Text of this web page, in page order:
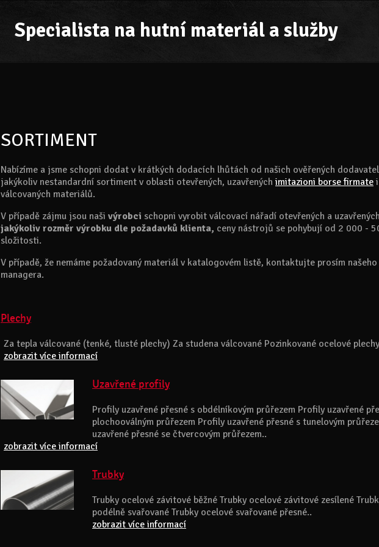
Specialista na hutní materiál a služby
SORTIMENT
Nabízíme a jsme schopni dodat v krátkých dodacích lhůtách od našich ověřených
jakýkoliv nestandardní sortiment v oblasti otevřených, uzavřených imitazioni borse firmate
válcovaných materiálů.
V případě zájmu jsou naši výrobci schopni vyrobit válcovací nářadí otevřených a
jakýkoliv rozměr výrobku dle požadavků klienta, ceny nástrojů se pohybují od 2 000 -
složitosti.
V případě, že nemáme požadovaný materiál v katalogovém listě, kontaktujte prosím
managera.
Plechy
Za tepla válcované (tenké, tlusté plechy) Za studena válcované Pozinkované ocelové
zobrazit více informací
Uzavřené profily
Profily uzavřené přesné s obdélníkovým průřezem Profily uzavřené
plochooválným průřezem Profily uzavřené přesné s tunelovým
uzavřené přesné se čtvercovým průřezem..
zobrazit více informací
Trubky
Trubky ocelové závitové běžné Trubky ocelové závitové zesílené
podélně svařované Trubky ocelové svařované přesné..
zobrazit více informací